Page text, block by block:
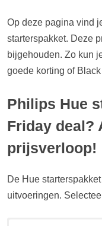
Op deze pagina vind
starterspakket. Deze
bijgehouden. Zo kun
goede korting of
Philips Hue
Friday deal?
prijsverloop!
De Hue
uitvoeringen.